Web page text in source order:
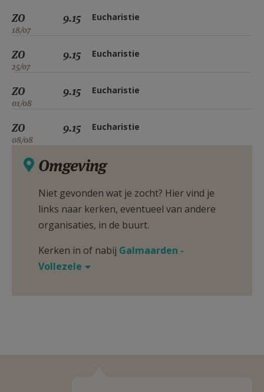
ZO
18/07
9.15 Eucharistie
ZO
25/07
9.15 Eucharistie
ZO
01/08
9.15 Eucharistie
ZO
08/08
9.15 Eucharistie
Omgeving
Niet gevonden wat je zocht? Hier vind je
links naar kerken, eventueel van andere
organisaties, in de buurt.
Kerken in of nabij Galmaarden -
Vollezele